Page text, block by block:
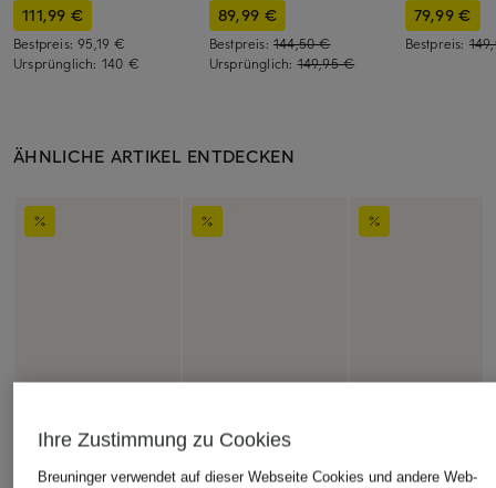
111,99 €
Bestpreis:95,19 €
Ursprünglich: 140 €
89,99 €
Bestpreis: 144,50 €
Ursprünglich:149,95 €
79,99 €
Bestpreis:
ÄHNLICHE ARTIKEL ENTDECKEN
Ihre Zustimmung zu Cookies
Breuninger verwendet auf dieser Webseite Cookies und andere Web-